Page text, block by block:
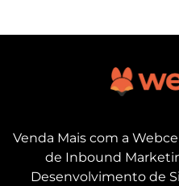
Venda Mais com a
de Inbound
Desenvolvimento de